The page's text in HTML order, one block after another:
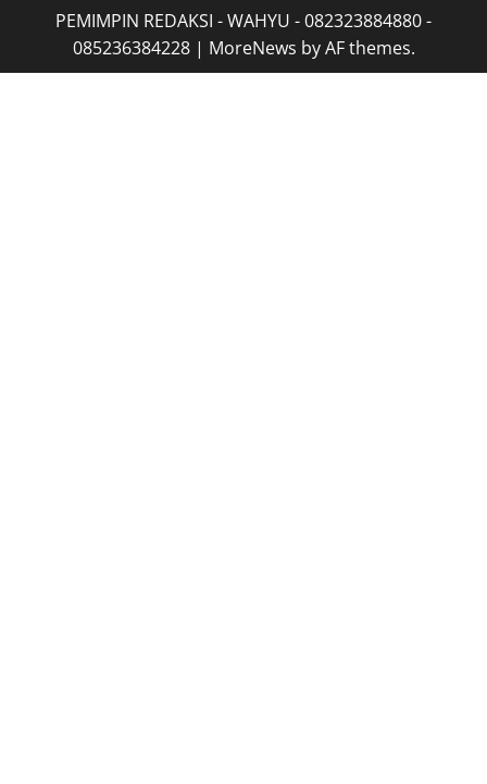
PEMIMPIN REDAKSI - WAHYU - 082323884880 -
085236384228 | MoreNews by AF themes.